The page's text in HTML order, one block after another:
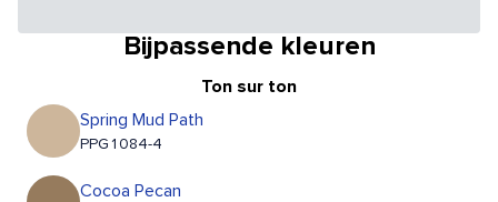
Bijpassende kleuren
Ton sur ton
Spring Mud Path
PPG1084-4
Cocoa Pecan